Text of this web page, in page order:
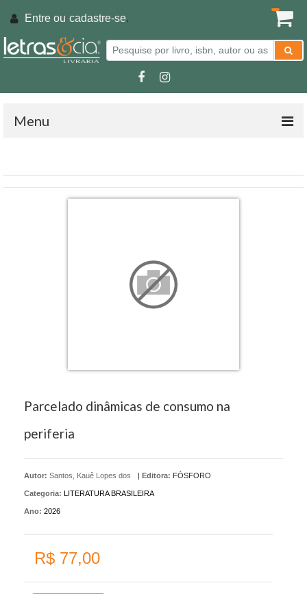
Entre ou cadastre-se.
Menu
Parcelado dinâmicas de consumo na
periferia
Autor: Santos, Kauê Lopes dos | Editora: FÓSFORO
Categoria: LITERATURA BRASILEIRA
Ano: 2026
R$ 77,00